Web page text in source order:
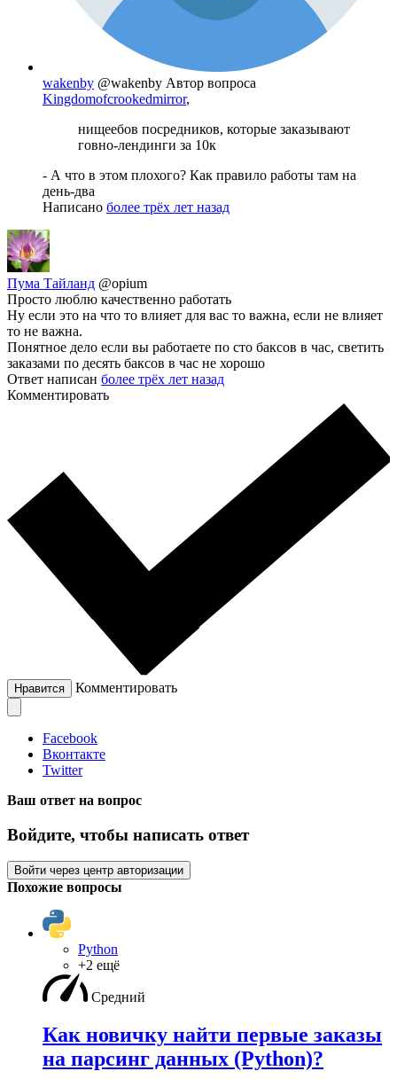
wakenby @wakenby Автор вопроса
Kingdomofcrookedmirror,
нищеебов посредников, которые заказывают
говно-лендинги за 10к
- А что в этом плохого? Как правило работы там на
день-два
Написано более трёх лет назад
Пума Тайланд @opium
Просто люблю качественно работать
Ну если это на что то влияет для вас то важна, если не влияет
то не важна.
Понятное дело если вы работаете по сто баксов в час, светить
заказами по десять баксов в час не хорошо
Ответ написан более трёх лет назад
Комментировать
Нравится Комментировать
Facebook
Вконтакте
Twitter
Ваш ответ на вопрос
Войдите, чтобы написать ответ
Войти через центр авторизации
Похожие вопросы
Python
+2 ещё
Средний
Как новичку найти первые заказы
на парсинг данных (Python)?